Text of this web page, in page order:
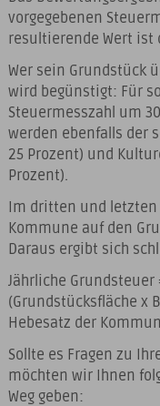
vorgegebenen
resultierende Wert ist
Wer sein Grundstück
wird begünstigt: Für
Steuermesszahl um
werden ebenfalls der
25 Prozent) und
Prozent).
Im dritten und
Kommune auf den
Daraus ergibt sich
Jährliche
(Grundstücksfläche x
Hebesatz der
Sollte es Fragen zu
möchten wir Ihnen
Weg geben: